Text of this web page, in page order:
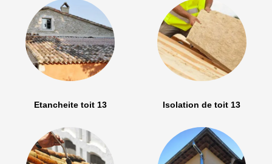
Etancheite toit 13 Isolation de toit 13